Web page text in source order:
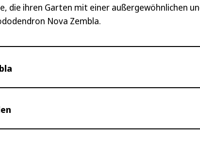
die ihren Garten mit einer außergewöhnlichen
Nova Zembla.
pflegeleichte Pflanze. Daher müssen Sie bei